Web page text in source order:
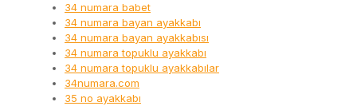
34 numara babet
34 numara bayan ayakkabı
34 numara bayan ayakkabısı
34 numara topuklu ayakkabı
34 numara topuklu ayakkabılar
34numara.com
35 no ayakkabı